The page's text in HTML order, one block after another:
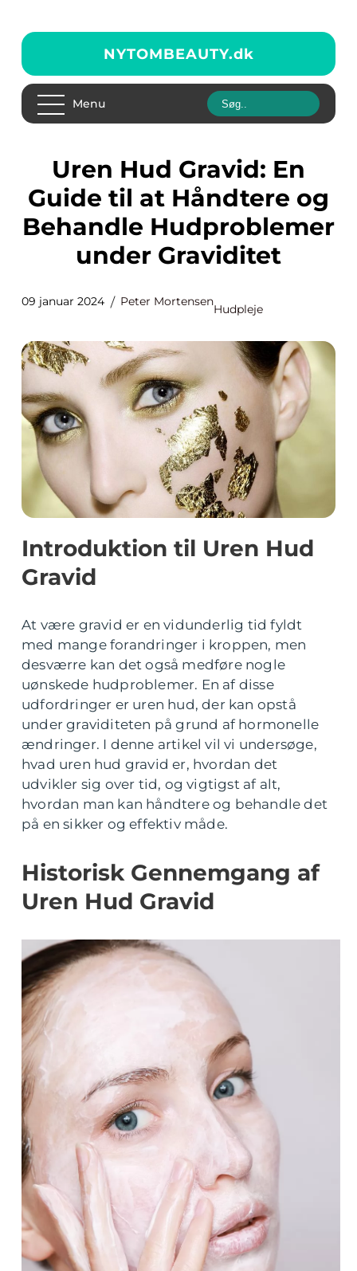
NYTOMBEAUTY.dk
Menu
Uren Hud Gravid: En
Guide til at Håndtere og
Behandle Hudproblemer
under Graviditet
09 januar 2024 Peter Mortensen
Hudpleje
Introduktion til Uren Hud
Gravid
At være gravid er en vidunderlig tid fyldt
med mange forandringer i kroppen, men
desværre kan det også medføre nogle
uønskede hudproblemer. En af disse
udfordringer er uren hud, der kan opstå
under graviditeten på grund af hormonelle
ændringer. I denne artikel vil vi undersøge,
hvad uren hud gravid er, hvordan det
udvikler sig over tid, og vigtigst af alt,
hvordan man kan håndtere og behandle det
på en sikker og effektiv måde.
Historisk Gennemgang af
Uren Hud Gravid